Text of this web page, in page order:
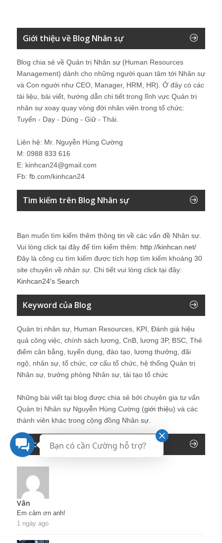
Giới thiệu về Blog Nhân sự
Blog chia sẻ về Quản trị Nhân sự (Human Resources
Management) dành cho những người quan tâm tới Nhân sự
và Con người như CEO, Manager, HRM, HR). Ở đây có các
tài liệu, bài viết, hướng dẫn chi tiết trong lĩnh vực Quản trị
nhân sự xoay quay vòng đời nhân viên trong tổ chức:
Tuyển - Dạy - Dùng - Giữ - Thải.
Liên hệ: Mr. Nguyễn Hùng Cường
M: 0988 833 616
E: kinhcan24@gmail.com
Fb: fb.com/kinhcan24
Tìm kiếm trên Blog Nhân sự
Bạn muốn tìm kiếm thêm thông tin về các vấn đề Nhân sự
Vui lòng click tại đây để tìm kiếm thêm: http://kinhcan.net/
Đây là công cụ tìm kiếm được tích hợp tìm kiếm khoảng 30
site chuyên về nhân sự. Chi tiết vui lòng click tại đây:
Kinhcan24′s Search
Keyword của Blog
Quản trị nhân sự, Human Resources, KPI, Đánh giá hiệu
quả công việc, chính sách lương, CnB, lương 3P, BSC, Thẻ
điểm cân bằng, tuyển dụng, đào tạo, lương thưởng, đãi
ngộ, nhân sự, tổ chức, cơ cấu tổ chức, hệ thống Quản trị
Nhân sự, trưởng phòng Nhân sự, tái tạo tổ chức
Những bài viết tại blog được chia sẻ bởi chuyên gia tư vấn
Quản trị Nhân sự Nguyễn Hùng Cường (giới thiệu) và các
thành viên khác trong cộng đồng Nhân sự.
Recent Comments
Vân
Em cảm ơn anh!
1 ngày ago
Bạn có cần Cường hỗ trợ?